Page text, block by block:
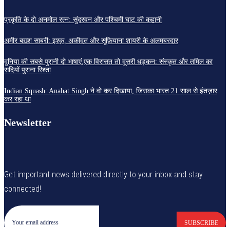
प्रकृति के दो अनमोल रत्न: सुंदरवन और पश्चिमी घाट की कहानी
अमीर बख़्श साबरी: इश्क़, अकीदत और सूफ़ियाना शायरी के अलमबरदार
दुनिया की सबसे पुरानी दो भाषाएं,एक विरासत तो दूसरी धड़कन: संस्कृत और तमिल का
सदियों पुराना रिश्ता
Indian Squash: Anahat Singh ने वो कर दिखाया, जिसका भारत 21 साल से इंतज़ार
कर रहा था
Newsletter
Get important news delivered directly to your inbox and stay
connected!
SUBSCRIBE